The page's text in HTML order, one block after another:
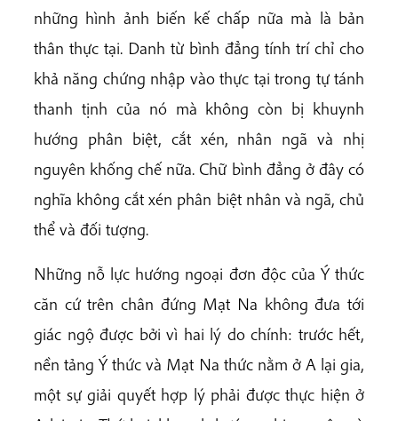
những hình ảnh biến kế chấp nữa mà là bản
thân thực tại. Danh từ bình đẳng tính trí chỉ cho
khả năng chứng nhập vào thực tại trong tự tánh
thanh tịnh của nó mà không còn bị khuynh
hướng phân biệt, cắt xén, nhân ngã và nhị
nguyên khống chế nữa. Chữ bình đẳng ở đây có
nghĩa không cắt xén phân biệt nhân và ngã, chủ
thể và đối tượng.
Những nỗ lực hướng ngoại đơn độc của Ý thức
căn cứ trên chân đứng Mạt Na không đưa tới
giác ngộ được bởi vì hai lý do chính: trước hết,
nền tảng Ý thức và Mạt Na thức nằm ở A lại gia,
một sự giải quyết hợp lý phải được thực hiện ở